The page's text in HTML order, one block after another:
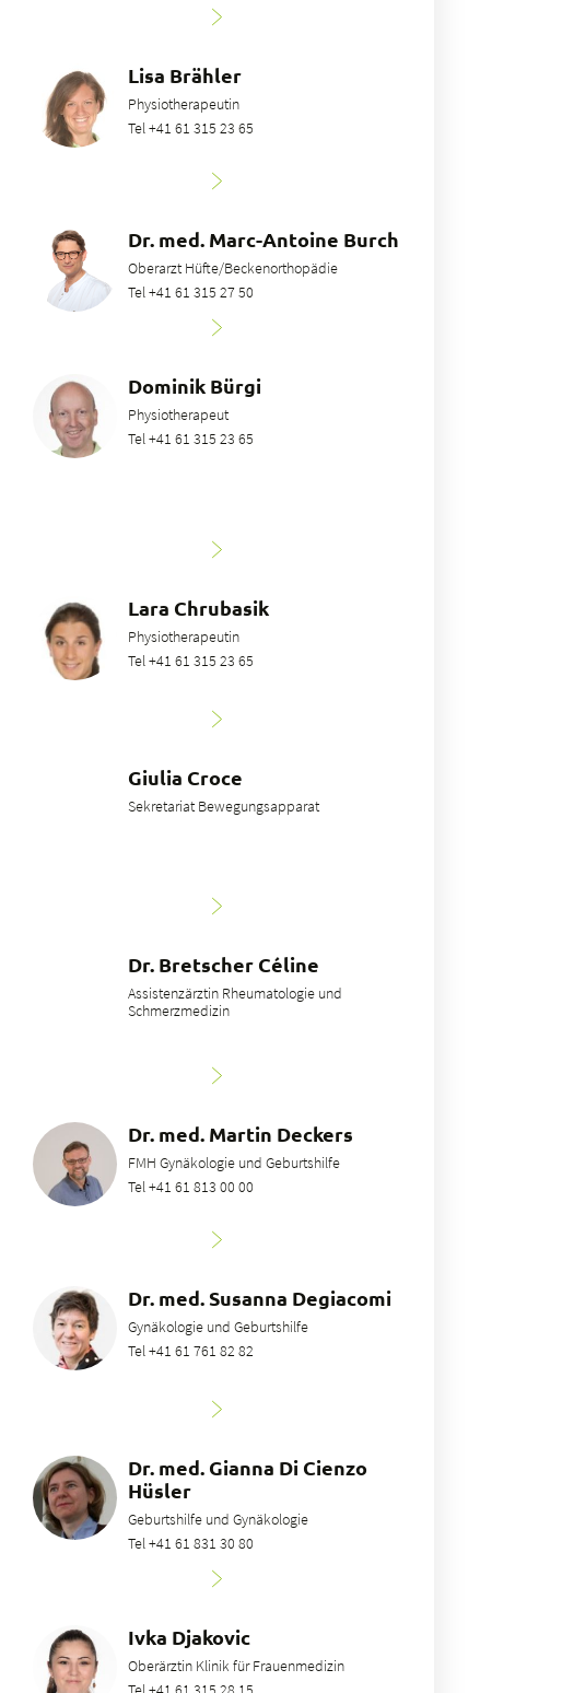
Lisa Brähler
Physiotherapeutin
Tel +41 61 315 23 65
Dr. med. Marc-Antoine Burch
Oberarzt Hüfte/Beckenorthopädie
Tel +41 61 315 27 50
Dominik Bürgi
Physiotherapeut
Tel +41 61 315 23 65
Lara Chrubasik
Physiotherapeutin
Tel +41 61 315 23 65
Giulia Croce
Sekretariat Bewegungsapparat
Dr. Bretscher Céline
Assistenzärztin Rheumatologie und
Schmerzmedizin
Dr. med. Martin Deckers
FMH Gynäkologie und Geburtshilfe
Tel +41 61 813 00 00
Dr. med. Susanna Degiacomi
Gynäkologie und Geburtshilfe
Tel +41 61 761 82 82
Dr. med. Gianna Di Cienzo
Hüsler
Geburtshilfe und Gynäkologie
Tel +41 61 831 30 80
Ivka Djakovic
Oberärztin Klinik für Frauenmedizin